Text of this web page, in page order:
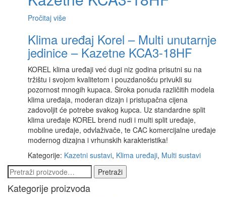
Pročitaj više
Klima uređaj Korel – Multi unutarnje
jedinice – Kazetne KCA3-18HF
KOREL klima uređaji već dugi niz godina prisutni su na
tržištu i svojom kvalitetom i pouzdanošću privukli su
pozornost mnogih kupaca. Široka ponuda različitih modela
klima uređaja, moderan dizajn i pristupačna cijena
zadovoljit će potrebe svakog kupca. Uz standardne split
klima uređaje KOREL brend nudi i multi split uređaje,
mobilne uređaje, odvlaživače, te CAC komercijalne uređaje
modernog dizajna i vrhunskih karakteristika!
Kategorije: Kazetni sustavi, Klima uređaji, Multi sustavi
Pretraži:
Pretraži
Kategorije proizvoda